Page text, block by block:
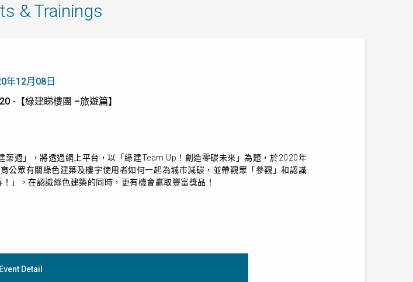
& Trainings
年12月08日
-【綠建睇樓團 –旅遊篇】
築週」，將透過網上平台，以「綠建Team Up ！創造零碳未來」為題，於2020年
公眾有關綠色建築及樓宇使用者如何一起為城市減碳，並帶觀眾「參觀」和認識
」，在認識綠色建築的同時，更有機會贏取豐富獎品！
Event Detail